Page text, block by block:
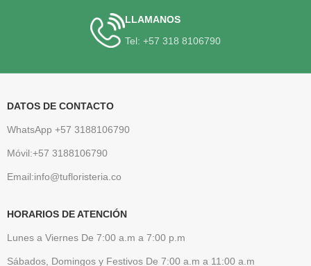
LLAMANOS
Tel: +57 318 8106790
DATOS DE CONTACTO
WhatsApp +57 3188106790
Móvil:+57 3188106790
Email:info@tufloristeria.co
HORARIOS DE ATENCIÓN
Lunes a Viernes De 7:00 a.m a 7:00 p.m
Sábados, Domingos y Festivos De 7:00 a.m a 11:00 a.m